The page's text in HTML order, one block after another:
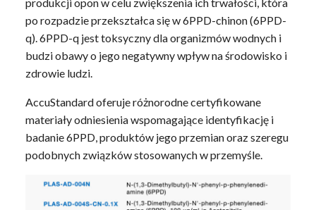
po rozpadzie przekształca się w 6PPD-chinon (6PPD-
q). 6PPD-q jest toksyczny dla organizmów wodnych i
budzi obawy o jego negatywny wpływ na środowisko i
zdrowie ludzi.
AccuStandard oferuje różnorodne certyfikowane
materiały odniesienia wspomagające identyfikację i
badanie 6PPD, produktów jego przemian oraz szeregu
podobnych związków stosowanych w przemyśle.